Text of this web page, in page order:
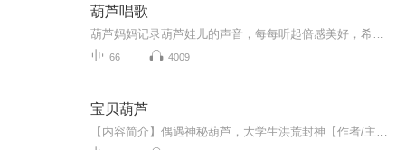
葫芦唱歌
66 4009
宝贝葫芦